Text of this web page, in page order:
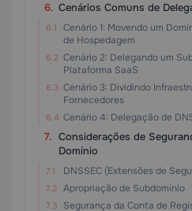
Cenários Comuns de
Cenário 1: Movendo um
de Hospedagem
Cenário 2: Delegando um
Plataforma SaaS
Cenário 3: Dividindo
Fornecedores
Cenário 4: Delegação de
Considerações de
Domínio
DNSSEC (Extensões de
Apropriação de Subdomínio
Segurança da Conta de